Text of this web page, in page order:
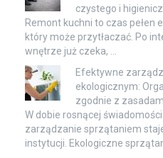
czystego i
Remont kuchni to czas pełen
który może przytłaczać. Po
wnętrze już czeka, …
Efektywne
ekologicznym:
zgodnie z
W dobie rosnącej
zarządzanie sprzątaniem
instytucji. Ekologiczne